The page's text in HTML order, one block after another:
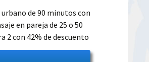
precio
original
era:
precio
actual
es:
de 90 minutos con
en pareja de 25 o 50
2 con 42% de descuento